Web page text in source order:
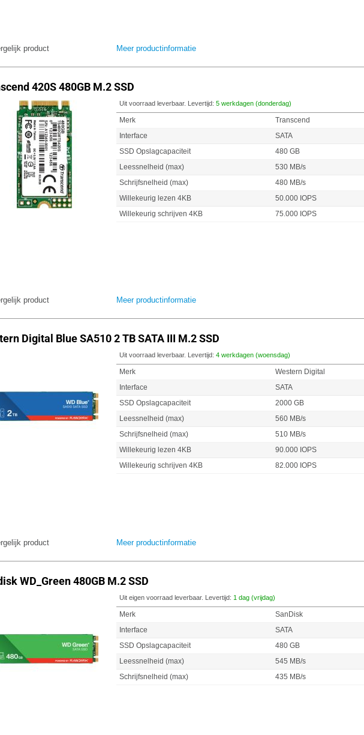
product Meer productinformatie
420S 480GB M.2 SSD
Uit voorraad leverbaar. Levertijd: 5 werkdagen (donderdag)
Merk
Transcend
Interface
SATA
SSD Opslagcapaciteit
480 GB
Leessnelheid (max)
530 MB/s
Schrijfsnelheid (max)
480 MB/s
Willekeurig lezen 4KB
50.000 IOPS
Willekeurig schrijven 4KB
75.000 IOPS
product Meer productinformatie
Digital Blue SA510 2 TB SATA III M.2 SSD
Uit voorraad leverbaar. Levertijd: 4 werkdagen (woensdag)
Merk
Western Digital
Interface
SATA
SSD Opslagcapaciteit
2000 GB
Leessnelheid (max)
560 MB/s
Schrijfsnelheid (max)
510 MB/s
Willekeurig lezen 4KB
90.000 IOPS
Willekeurig schrijven 4KB
82.000 IOPS
product Meer productinformatie
WD_Green 480GB M.2 SSD
Uit eigen voorraad leverbaar. Levertijd: 1 dag (vrijdag)
Merk
SanDisk
Interface
SATA
SSD Opslagcapaciteit
480 GB
Leessnelheid (max)
545 MB/s
Schrijfsnelheid (max)
435 MB/s